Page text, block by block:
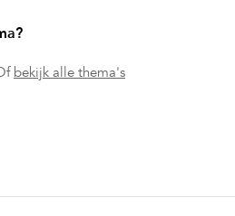
bekijk alle thema's